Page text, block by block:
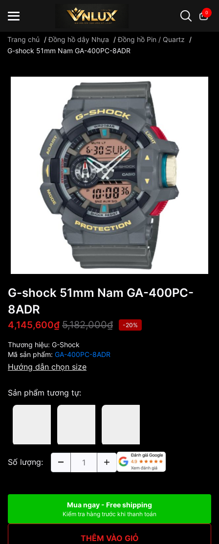
0
Trang chủ /Đồng hồ dây Nhựa /Đồng hồ Pin / Quartz
/
G-shock 51mm Nam GA-400PC-8ADR
G-shock 51mm Nam GA-400PC-
8ADR
4,145,600₫ 5,182,000₫ -20%
Thương hiệu: G-Shock
Mã sản phẩm: GA-400PC-8ADR
Hướng dẫn chọn size
Sản phẩm tương tự:
Số lượng:
Mua ngay - Free shipping
Kiểm tra hàng trước khi thanh toán
THÊM VÀO GIỎ